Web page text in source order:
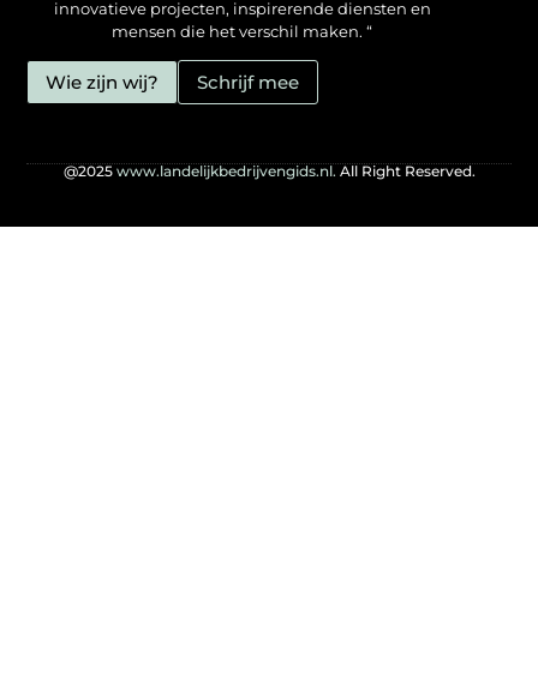
innovatieve projecten, inspirerende diensten en
mensen die het verschil maken. “
Wie zijn wij? Schrijf mee
@2025www.landelijkbedrijvengids.nl.All Right Reserved.